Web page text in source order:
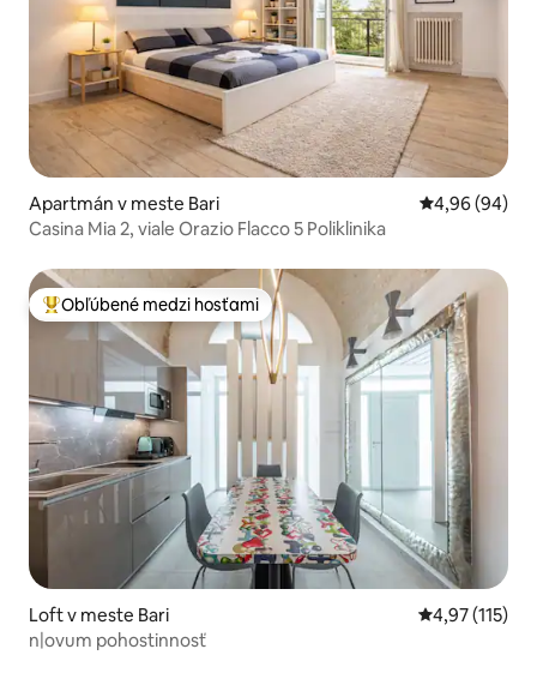
Apartmán v meste Bari Priemerné
4,96 (94)
Casina Mia 2, viale Orazio Flacco 5 Poliklinika
Najobľúbenejšie medzi hosťami
Obľúbené medzi hosťami
Loft v meste Bari Priemerné
4,97 (115)
n|ovum pohostinnosť